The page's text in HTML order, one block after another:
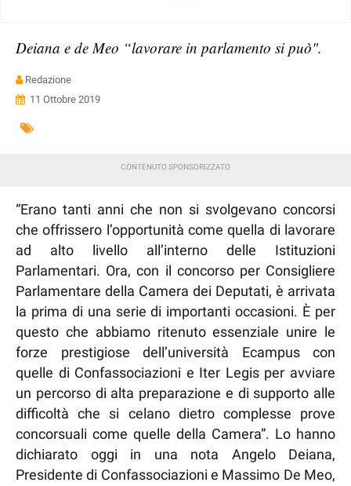
Deiana e de Meo “lavorare in parlamento si può".
Redazione
11 Ottobre 2019
“Erano tanti anni che non si svolgevano concorsi
che offrissero l’opportunità come quella di lavorare
ad alto livello all’interno delle Istituzioni
Parlamentari. Ora, con il concorso per Consigliere
Parlamentare della Camera dei Deputati, è arrivata
la prima di una serie di importanti occasioni. È per
questo che abbiamo ritenuto essenziale unire le
forze prestigiose dell’università Ecampus con
quelle di Confassociazioni e Iter Legis per avviare
un percorso di alta preparazione e di supporto alle
difficoltà che si celano dietro complesse prove
concorsuali come quelle della Camera”. Lo hanno
dichiarato oggi in una nota Angelo Deiana,
Presidente di Confassociazioni e Massimo De Meo,